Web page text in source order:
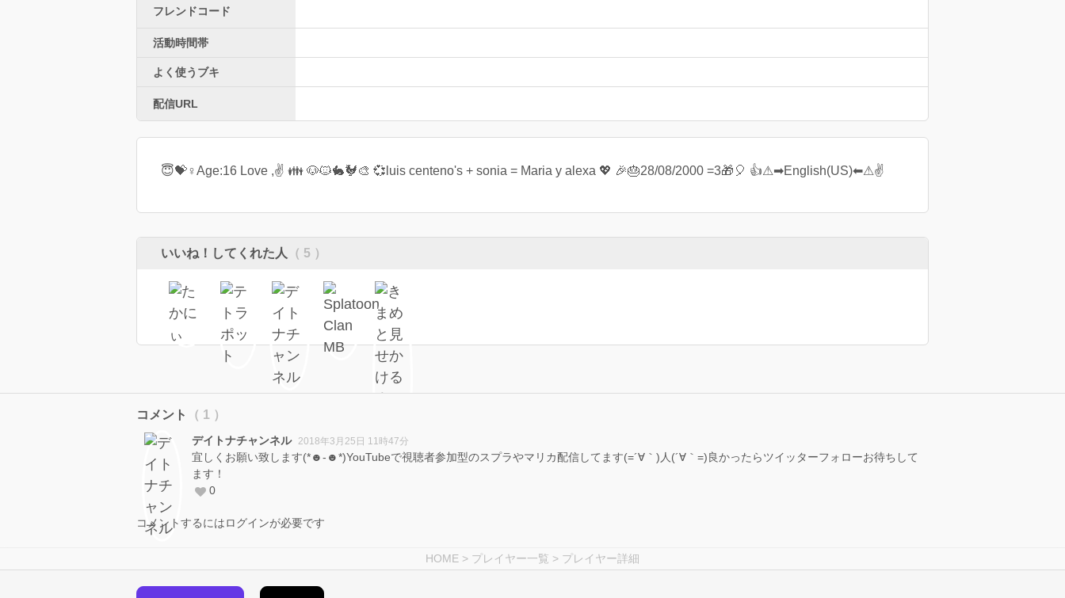
フレンドコード
活動時間帯
よく使うブキ
配信URL
😇💝♀Age:16 Love ,✌ 👪 🐶🐱🐇🐓🎨 💞luis centeno's + sonia = Maria y alexa 💖 🎉🎂28/08/2000 =3🎁🎈 👍⚠➡English(US)⬅⚠✌
いいね！してくれた人 （ 5 ）
コメント （ 1 ）
デイトナチャンネル 2018年3月25日 11時47分
宜しくお願い致します(*☻-☻*)YouTubeで視聴者参加型のスプラやマリカ配信してます(=´∀｀)人(´∀｀=)良かったらツイッターフォローお待ちして
ます！
0
コメントするにはログインが必要です
HOME > プレイヤー一覧 > プレイヤー詳細